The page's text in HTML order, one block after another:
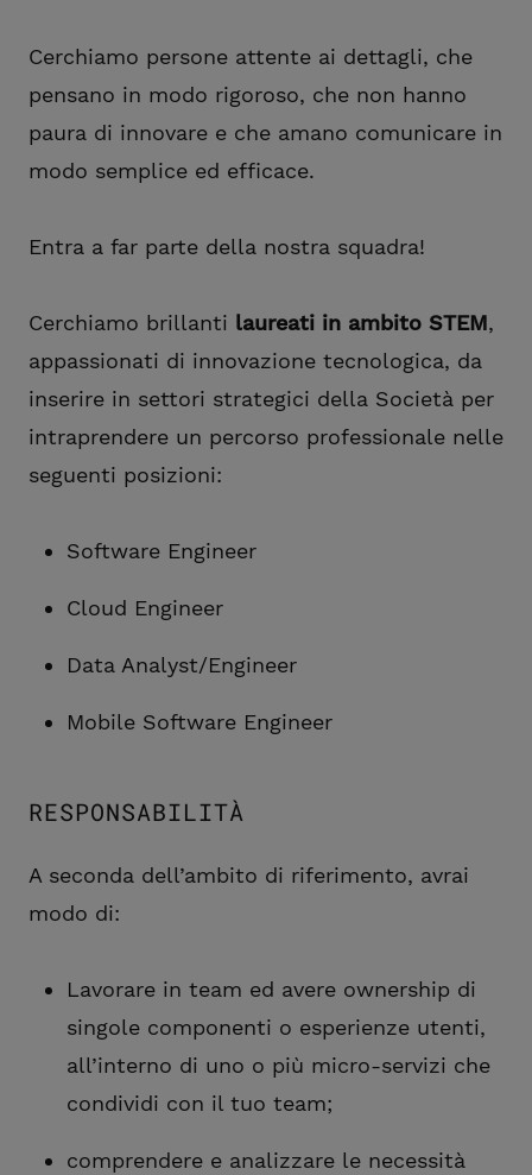
Cerchiamo persone attente ai dettagli, che
pensano in modo rigoroso, che non hanno
paura di innovare e che amano comunicare in
modo semplice ed efficace.
Entra a far parte della nostra squadra!
Cerchiamo brillanti laureati in ambito STEM,
appassionati di innovazione tecnologica, da
inserire in settori strategici della Società per
intraprendere un percorso professionale nelle
seguenti posizioni:
Software Engineer
Cloud Engineer
Data Analyst/Engineer
Mobile Software Engineer
RESPONSABILITÀ
A seconda dell’ambito di riferimento, avrai
modo di:
Lavorare in team ed avere ownership di
singole componenti o esperienze utenti,
all’interno di uno o più micro-servizi che
condividi con il tuo team;
comprendere e analizzare le necessità